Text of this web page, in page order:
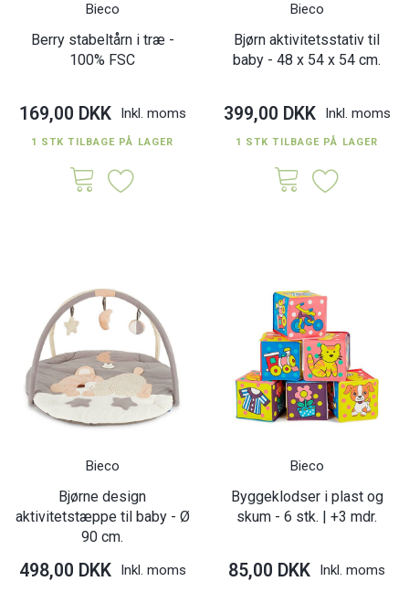
Bieco
Berry stabeltårn i træ -
100% FSC
169,00 DKK Inkl. moms
1 STK TILBAGE PÅ LAGER
Bieco
Bjørn aktivitetsstativ til
baby - 48 x 54 x 54 cm.
399,00 DKK Inkl. moms
1 STK TILBAGE PÅ LAGER
Bieco
Bjørne design
aktivitetstæppe til baby - Ø
90 cm.
498,00 DKK Inkl. moms
Bieco
Byggeklodser i plast og
skum - 6 stk. | +3 mdr.
85,00 DKK Inkl. moms